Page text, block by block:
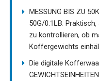
MESSUNG BIS ZU
50G/0.1LB.
zu kontrollieren, ob
Koffergewichts
Die digitale